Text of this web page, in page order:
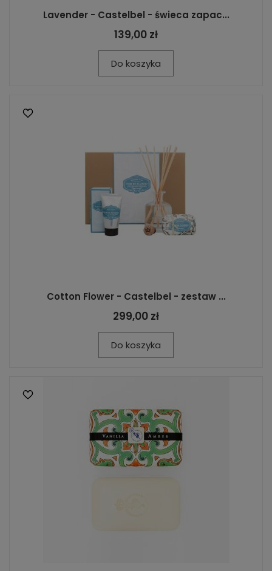
Lavender - Castelbel - świeca zapac...
139,00 zł
Do koszyka
Cotton Flower - Castelbel - zestaw ...
299,00 zł
Do koszyka